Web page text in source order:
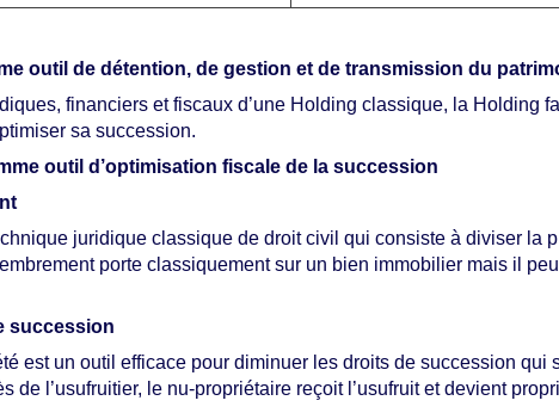
outil de détention, de gestion et de transmission du
financiers et fiscaux d’une Holding classique, la Holding
sa succession.
outil d’optimisation fiscale de la succession
juridique classique de droit civil qui consiste à diviser la
porte classiquement sur un bien immobilier mais il
succession
est un outil efficace pour diminuer les droits de succession qui
de l’usufruitier, le nu-propriétaire reçoit l’usufruit et devient